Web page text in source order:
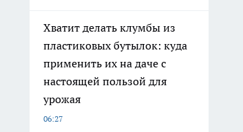
Хватит делать клумбы из
пластиковых бутылок: куда
применить их на даче с
настоящей пользой для
урожая
06:27